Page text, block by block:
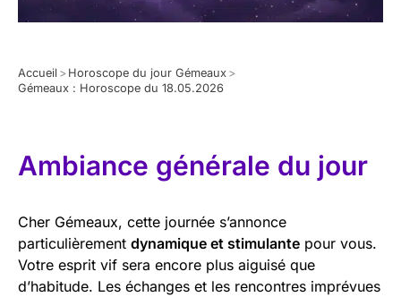
Accueil > Horoscope du jour Gémeaux >
Gémeaux : Horoscope du 18.05.2026
Ambiance générale du jour
Cher Gémeaux, cette journée s’annonce
particulièrement dynamique et stimulante pour vous.
Votre esprit vif sera encore plus aiguisé que
d’habitude. Les échanges et les rencontres imprévues